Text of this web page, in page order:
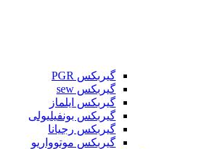
گیربکس PGR
گیربکس sew
گیربکس ایلماز
گیربکس بونفیلیولی
گیربکس رجیانا
گیربکس موتوواریو